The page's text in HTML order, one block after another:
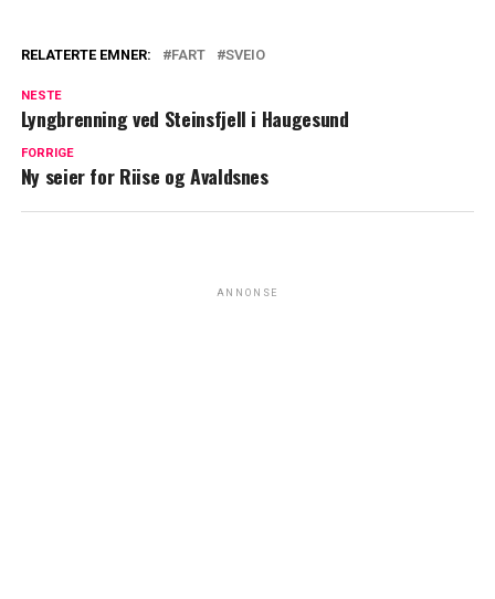
RELATERTE EMNER: FART SVEIO
NESTE
Lyngbrenning ved Steinsfjell i Haugesund
FORRIGE
Ny seier for Riise og Avaldsnes
ANNONSE